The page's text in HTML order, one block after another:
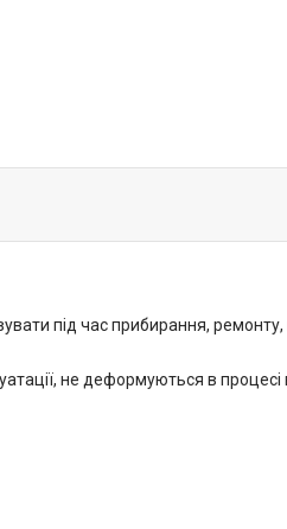
під час прибирання, ремонту,
не деформуються в